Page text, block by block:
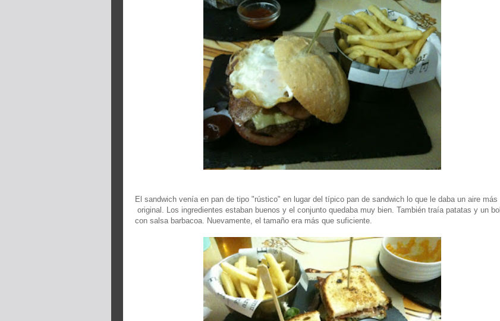
El sandwich venía en pan de tipo "rústico" en lugar del típico pan de sandwich lo que le daba un aire más
original. Los ingredientes estaban buenos y el conjunto quedaba muy bien. También traía patatas y un bol
con salsa barbacoa. Nuevamente, el tamaño era más que suficiente.